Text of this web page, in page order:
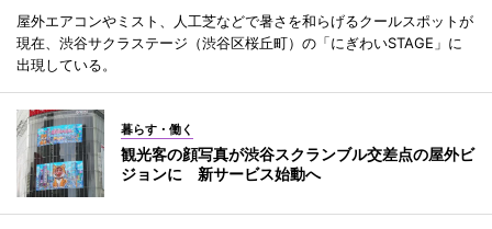
屋外エアコンやミスト、人工芝などで暑さを和らげるクールスポットが
現在、渋谷サクラステージ（渋谷区桜丘町）の「にぎわいSTAGE」に
出現している。
暮らす・働く
観光客の顔写真が渋谷スクランブル交差点の屋外ビ
ジョンに 新サービス始動へ